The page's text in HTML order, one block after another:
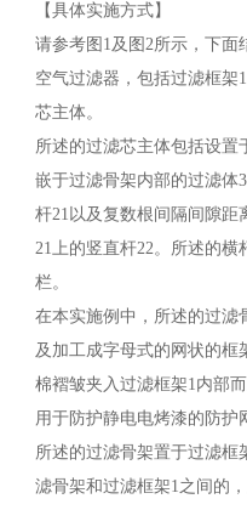
【具体实施方式】
请参考图1及图2所示，下
空气过滤器，包括过滤框架
芯主体。
所述的过滤芯主体包括设置
嵌于过滤骨架内部的过滤体
杆21以及复数根间隔间隙
21上的竖直杆22。所述的横
栏。
在本实施例中，所述的过滤
及加工成字母式的网状的框
棉褶皱夹入过滤框架1内部
用于防护静电电烤漆的防护
所述的过滤骨架置于过滤框
滤骨架和过滤框架1之间的